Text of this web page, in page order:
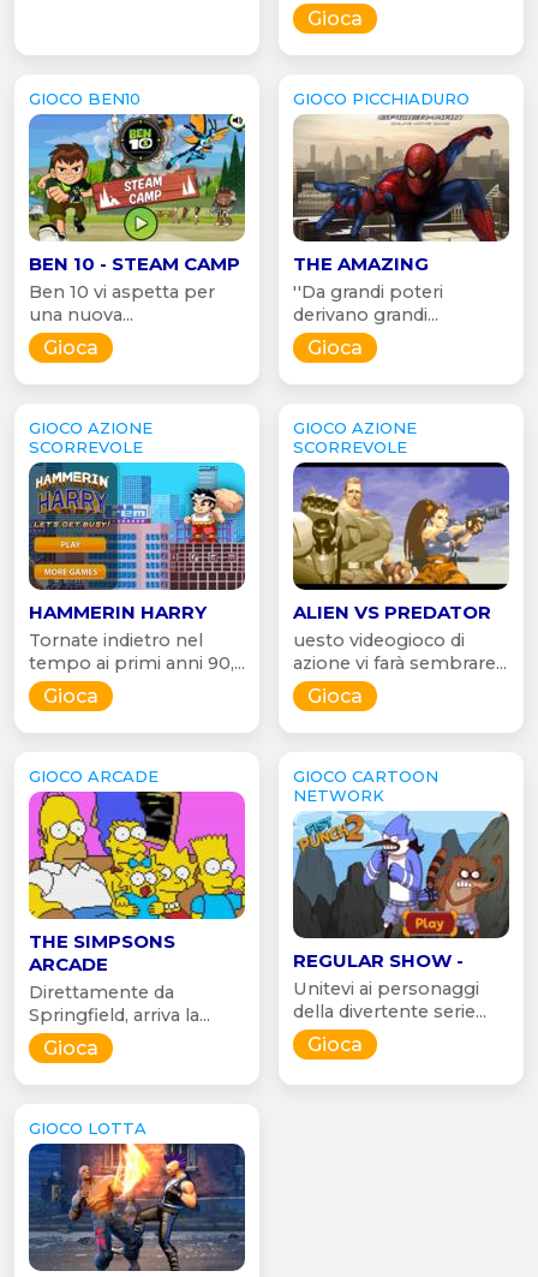
Gioca
GIOCO BEN10
BEN 10 - STEAM CAMP
Ben 10 vi aspetta per
una nuova...
Gioca
GIOCO PICCHIADURO
THE AMAZING
''Da grandi poteri
derivano grandi...
Gioca
GIOCO AZIONE
SCORREVOLE
HAMMERIN HARRY
Tornate indietro nel
tempo ai primi anni 90,...
Gioca
GIOCO AZIONE
SCORREVOLE
ALIEN VS PREDATOR
uesto videogioco di
azione vi farà sembrare...
Gioca
GIOCO ARCADE
THE SIMPSONS
ARCADE
Direttamente da
Springfield, arriva la...
Gioca
GIOCO CARTOON
NETWORK
REGULAR SHOW -
Unitevi ai personaggi
della divertente serie...
Gioca
GIOCO LOTTA